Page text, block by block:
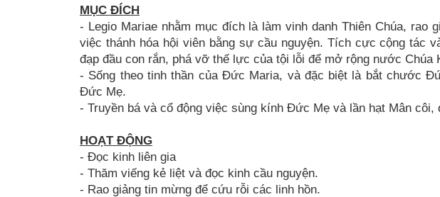
MỤC ĐÍCH
- Legio Mariae nhằm mục đích là làm vinh danh Thiên Chúa, rao
việc thánh hóa hội viên bằng sự cầu nguyện. Tích cực cộng tác
đạp đầu con rắn, phá vỡ thế lực của tội lỗi để mở rộng nước Chúa
- Sống theo tinh thần của Đức Maria, và đặc biệt là bắt chước
Đức Mẹ.
- Truyền bá và cổ động việc sùng kính Đức Mẹ và lần hạt Mân côi,
HOẠT ĐỘNG
- Đọc kinh liên gia
- Thăm viếng kẻ liệt và đọc kinh cầu nguyện.
- Rao giảng tin mừng để cứu rỗi các linh hồn.